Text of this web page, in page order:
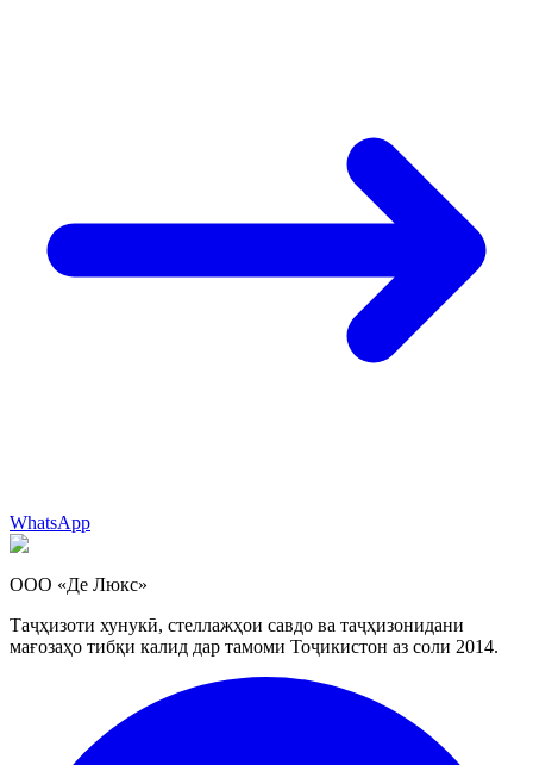
WhatsApp
ООО «Де Люкс»
Таҷҳизоти хунукӣ, стеллажҳои савдо ва таҷҳизонидани
мағозаҳо тибқи калид дар тамоми Тоҷикистон аз соли 2014.